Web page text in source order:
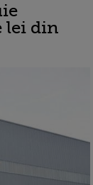
lei din